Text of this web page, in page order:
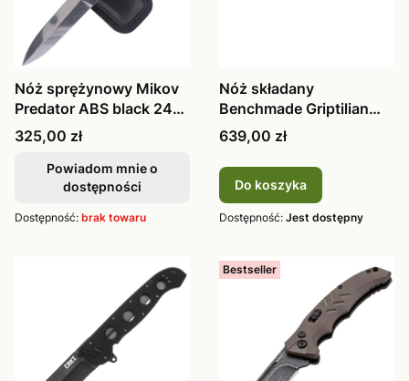
Nóż sprężynowy Mikov
Predator ABS black 241-
NH-1/KP
Cena
325,00 zł
Powiadom mnie o
dostępności
Dostępność: brak towaru
Nóż składany
Benchmade Griptilian
551-S30V
Cena
639,00 zł
Do koszyka
Dostępność: Jest dostępny
Bestseller